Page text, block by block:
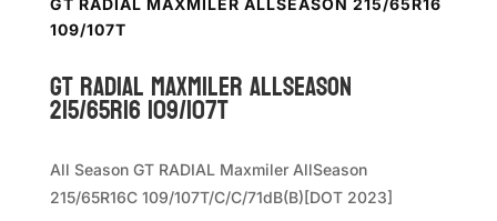
109/107T
GT Radial MAXMILER ALLSEASON
215/65R16 109/107T
All Season GT RADIAL Maxmiler AllSeason
215/65R16C 109/107T/C/C/71dB(B)[DOT 2023]